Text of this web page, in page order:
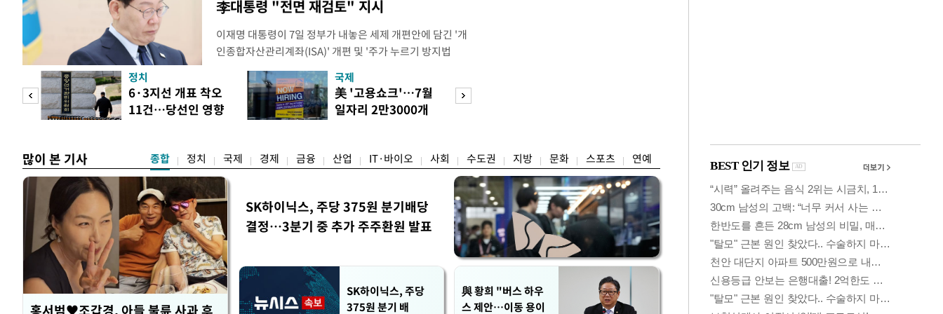
李대통령 "전면 재검토" 지시
이재명 대통령이 7일 정부가 내놓은 세제 개편안에 담긴 '개
인종합자산관리계좌(ISA)' 개편 및 '주가 누르기 방지법
안'을 전면 재검토 할 것을 지시했다. 이 대통령은 이날 참모
들과의 상황 점검 회의에서 ISA 개편 방안 및 주가 누르기 방
지법안을 둘러싼 투자자들의 반발 등에 대한 내용을 보고 받
았다. 이 자리에서 이 대통령은 ISA 개편안과
정치
6·3지선 개표 착오
11건…당선인 영향
국제
美 '고용쇼크'…7월
일자리 2만3000개
많이 본 기사 종합 정치 국제 경제 금융 산업 IT·바이오 사회 수도권 지방 문화 스포츠 연예
홍서범♥조갑경, 아들 불륜 사과 후
SK하이닉스, 주당 375원 분기배당
결정…3분기 중 추가 주주환원 발표
SK하이닉스, 주당
375원 분기 배
與 황희 "버스 하우
스 제안…이동 용이